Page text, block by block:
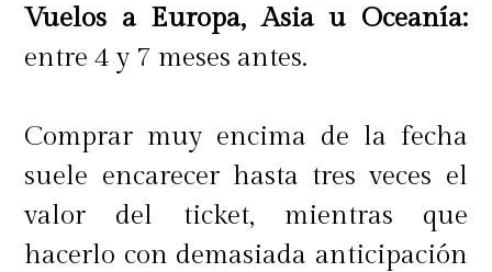
Vuelos a Europa, Asia u Oceanía:
entre 4 y 7 meses antes.
Comprar muy encima de la fecha
suele encarecer hasta tres veces el
valor del ticket, mientras que
hacerlo con demasiada anticipación